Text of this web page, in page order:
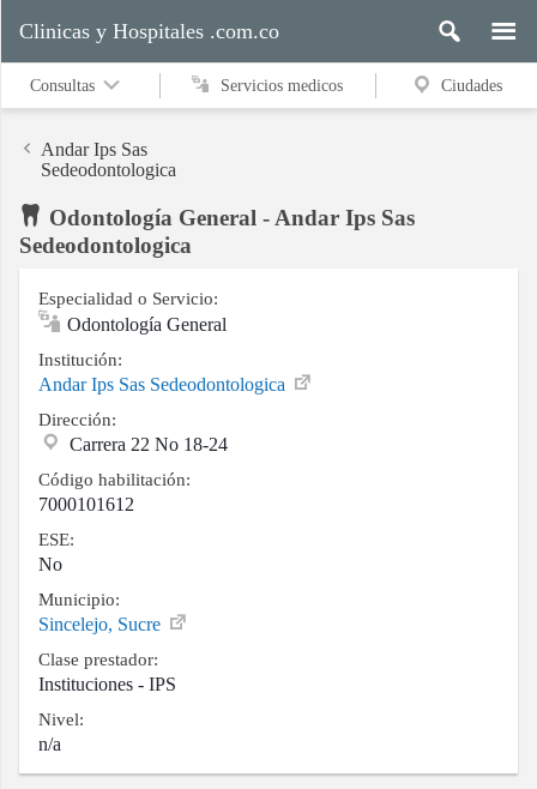
Servicios
medicos
Buscar
Clinicas y Hospitales .com.co
Consultas Servicios medicos Ciudades
Andar Ips Sas
Sedeodontologica
Odontología General - Andar Ips Sas
Sedeodontologica
Especialidad o Servicio:
Odontología General
Institución:
Andar Ips Sas Sedeodontologica
Dirección:
Carrera 22 No 18-24
Código habilitación:
7000101612
ESE:
No
Municipio:
Sincelejo, Sucre
Clase prestador:
Instituciones - IPS
Nivel:
n/a